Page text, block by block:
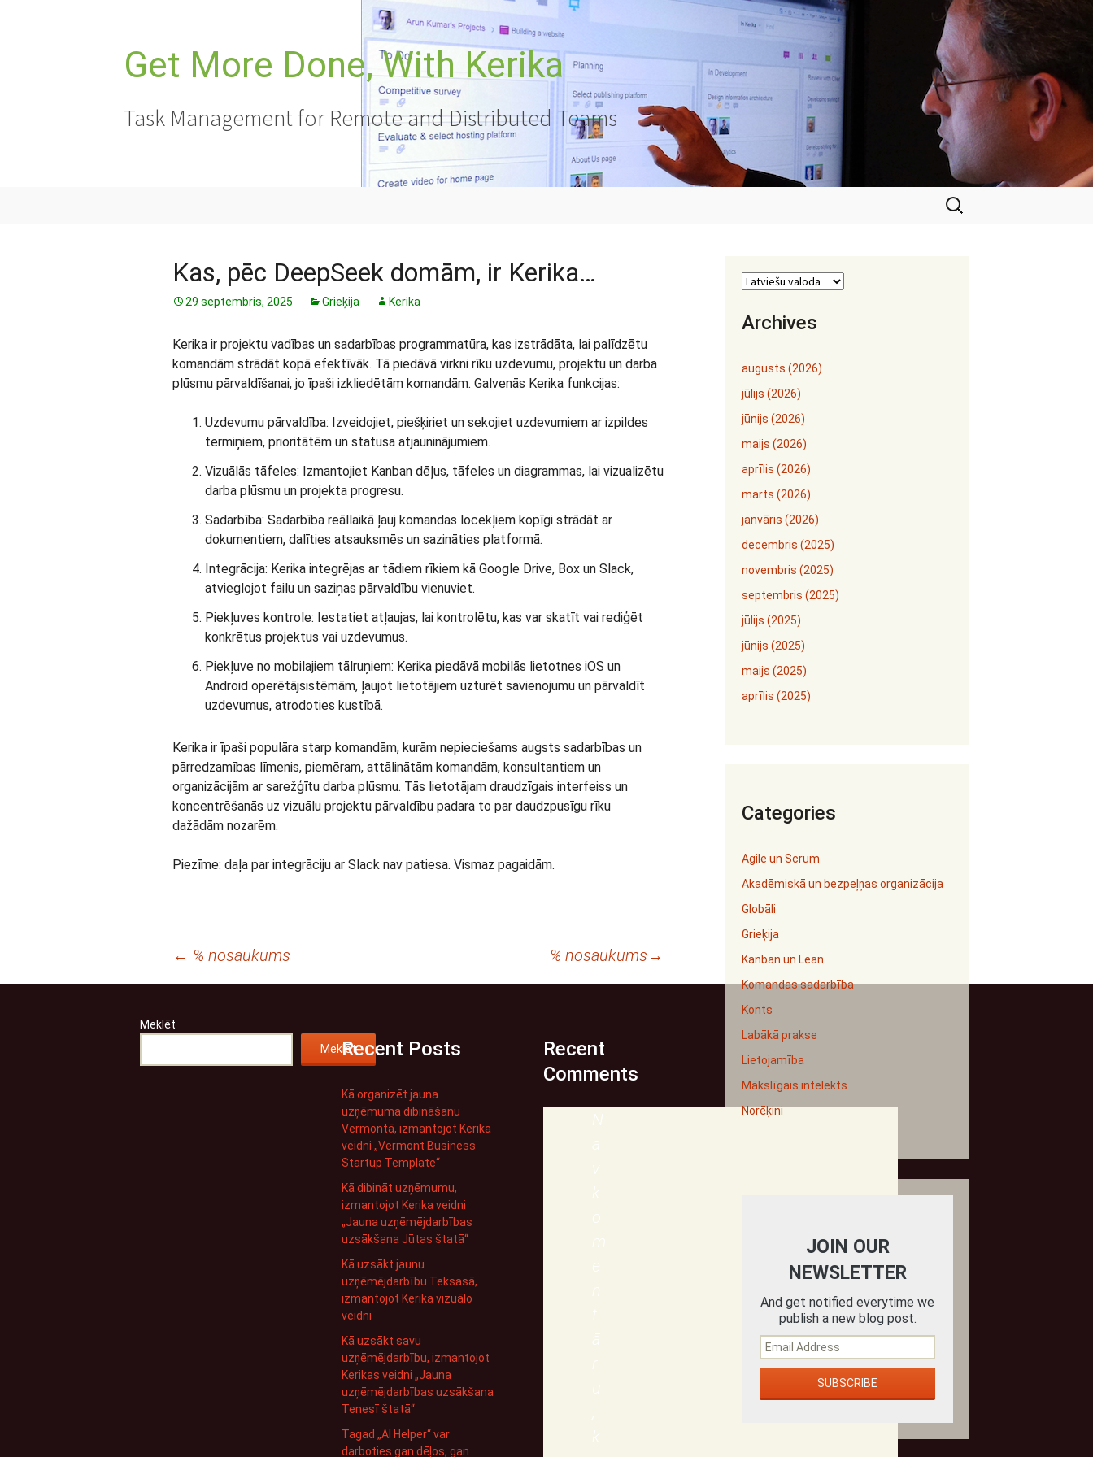
Get More Done, With Kerika
Task Management for Remote and Distributed Teams
Meklēt:
Kas, pēc DeepSeek domām, ir Kerika…
29 septembris, 2025 Grieķija Kerika
Kerika ir projektu vadības un sadarbības programmatūra, kas izstrādāta, lai palīdzētu
komandām strādāt kopā efektīvāk. Tā piedāvā virkni rīku uzdevumu, projektu un darba
plūsmu pārvaldīšanai, jo īpaši izkliedētām komandām. Galvenās Kerika funkcijas:
Uzdevumu pārvaldība: Izveidojiet, piešķiriet un sekojiet uzdevumiem ar izpildes
termiņiem, prioritātēm un statusa atjauninājumiem.
Vizuālās tāfeles: Izmantojiet Kanban dēļus, tāfeles un diagrammas, lai vizualizētu
darba plūsmu un projekta progresu.
Sadarbība: Sadarbība reāllaikā ļauj komandas locekļiem kopīgi strādāt ar
dokumentiem, dalīties atsauksmēs un sazināties platformā.
Integrācija: Kerika integrējas ar tādiem rīkiem kā Google Drive, Box un Slack,
atvieglojot failu un saziņas pārvaldību vienuviet.
Piekļuves kontrole: Iestatiet atļaujas, lai kontrolētu, kas var skatīt vai rediģēt
konkrētus projektus vai uzdevumus.
Piekļuve no mobilajiem tālruņiem: Kerika piedāvā mobilās lietotnes iOS un
Android operētājsistēmām, ļaujot lietotājiem uzturēt savienojumu un pārvaldīt
uzdevumus, atrodoties kustībā.
Kerika ir īpaši populāra starp komandām, kurām nepieciešams augsts sadarbības un
pārredzamības līmenis, piemēram, attālinātām komandām, konsultantiem un
organizācijām ar sarežģītu darba plūsmu. Tās lietotājam draudzīgais interfeiss un
koncentrēšanās uz vizuālu projektu pārvaldību padara to par daudzpusīgu rīku
dažādām nozarēm.
Piezīme: daļa par integrāciju ar Slack nav patiesa. Vismaz pagaidām.
navigācija
← % nosaukums % nosaukums →
Archives
augusts (2026)
jūlijs (2026)
jūnijs (2026)
maijs (2026)
aprīlis (2026)
marts (2026)
janvāris (2026)
decembris (2025)
novembris (2025)
septembris (2025)
jūlijs (2025)
jūnijs (2025)
maijs (2025)
aprīlis (2025)
Categories
Agile un Scrum
Akadēmiskā un bezpeļņas organizācija
Globāli
Grieķija
Kanban un Lean
Komandas sadarbība
Konts
Labākā prakse
Lietojamība
Mākslīgais intelekts
Norēķini
JOIN OUR
NEWSLETTER
And get notified everytime we
publish a new blog post.
Meklēt
MeklētRecent Posts
Kā organizēt jauna
uzņēmuma dibināšanu
Vermontā, izmantojot Kerika
veidni „Vermont Business
Startup Template“
Kā dibināt uzņēmumu,
izmantojot Kerika veidni
„Jauna uzņēmējdarbības
uzsākšana Jūtas štatā“
Kā uzsākt jaunu
uzņēmējdarbību Teksasā,
izmantojot Kerika vizuālo
veidni
Kā uzsākt savu
uzņēmējdarbību, izmantojot
Kerikas veidni „Jauna
uzņēmējdarbības uzsākšana
Tenesī štatā“
Tagad „AI Helper“ var
darboties gan dēļos, gan
Recent
Comments
N
a
v
k
o
m
e
n
t
ā
r
u
k